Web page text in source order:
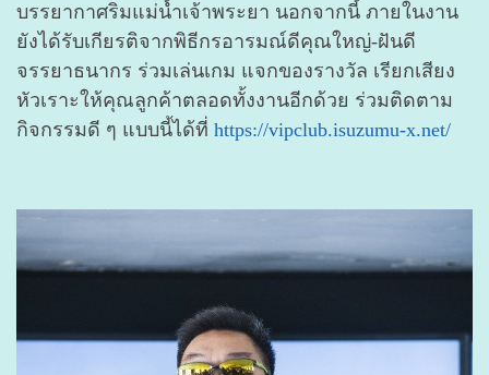
บรรยากาศริมแม่น้ำเจ้าพระยา นอกจากนี้ ภายในงาน
ยังได้รับเกียรติจากพิธีกรอารมณ์ดีคุณใหญ่-ฝันดี
จรรยาธนากร ร่วมเล่นเกม แจกของรางวัล เรียกเสียง
หัวเราะให้คุณลูกค้าตลอดทั้งงานอีกด้วย ร่วมติดตาม
กิจกรรมดี ๆ แบบนี้ได้ที่ https://vipclub.isuzumu-x.net/